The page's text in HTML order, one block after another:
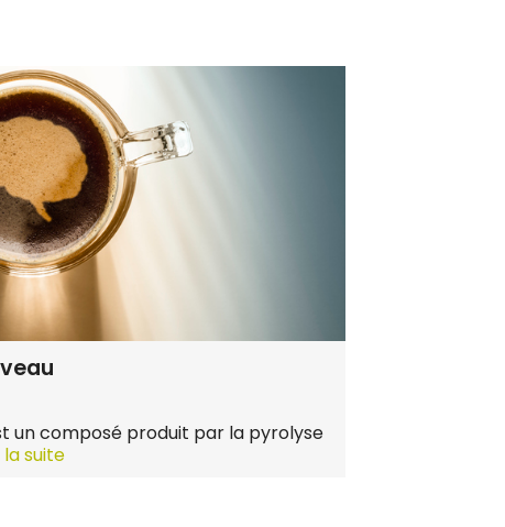
un composé produit par la pyrolyse
la suite